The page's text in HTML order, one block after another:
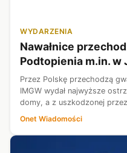
WYDARZENIA
Nawałnice
Podtopienia m.in. w
Przez Polskę przechodzą
IMGW wydał najwyższe
domy, a z uszkodzonej
trzeba było ewakuować
Onet Wiadomości